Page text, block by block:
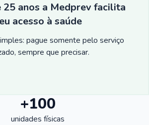
25 anos a Medprev facilita
acesso à saúde
pague somente pelo serviço
sempre que precisar.
+100
unidades físicas